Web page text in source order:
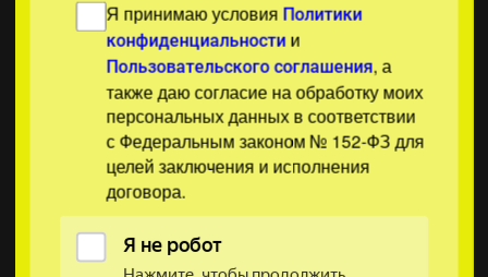
Я принимаю условия Политики
конфиденциальности и
Пользовательского соглашения, а
также даю согласие на обработку моих
персональных данных в соответствии
с Федеральным законом № 152-ФЗ для
целей заключения и исполнения
договора.